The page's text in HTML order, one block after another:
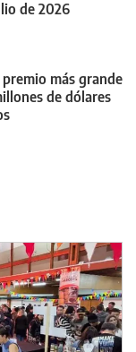
de 2026
más grande
de dólares